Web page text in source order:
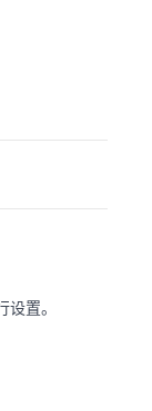
设置。